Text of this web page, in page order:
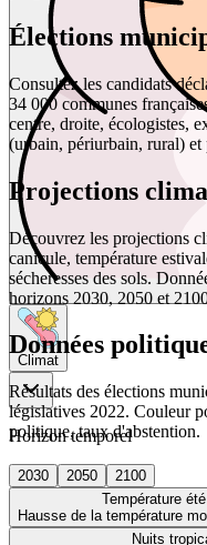
Climat
Horizon temporel
2030 2050
2100
Température été
Hausse de la température
Nuits
Élections
Consultez les candidats
34 000 communes
centre, droite, écologistes,
(urbain, périurbain, rural) et
Projections
Découvrez les projections
canicule, température
sécheresses des sols.
horizons 2030, 2050 et
Données
Résultats des élections
législatives 2022. Couleur
politique, taux d'abstention.